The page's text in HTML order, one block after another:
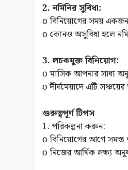
2. নমিনির সুবিধা:
o বিনিয়োগের সময় একজন
o কোনও অসুবিধা হলে
3. লচকযুক্ত বিনিয়োগ:
o মাসিক আপনার সাধ্য
o দীর্ঘমেয়াদে এটি
গুরুত্বপূর্ণ টিপস
1. পরিকল্পনা করুন:
o বিনিয়োগের আগে সমস্ত
o নিজের আর্থিক লক্ষ্য